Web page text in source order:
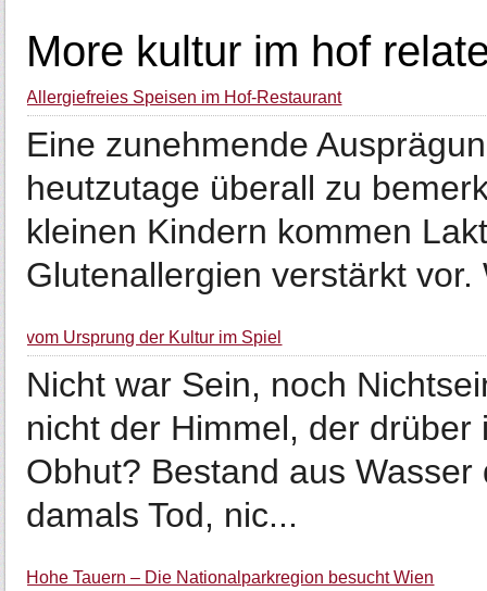
More kultur im hof
Allergiefreies Speisen im Hof-Restaurant
Eine zunehmende
heutzutage überall zu
kleinen Kindern kommen
Glutenallergien verstärkt vor.
vom Ursprung der Kultur im Spiel
Nicht war Sein, noch
nicht der Himmel, der
Obhut? Bestand aus
damals Tod, nic...
Hohe Tauern – Die Nationalparkregion besucht Wien